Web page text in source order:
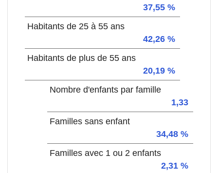
37,55 %
Habitants de 25 à 55 ans
42,26 %
Habitants de plus de 55 ans
20,19 %
Nombre d'enfants par famille
1,33
Familles sans enfant
34,48 %
Familles avec 1 ou 2 enfants
2,31 %